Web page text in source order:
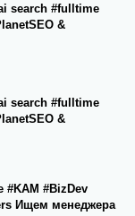
search #fulltime
&
search #fulltime
&
#KAM #BizDev
Ищем менеджера